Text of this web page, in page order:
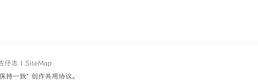
仔志 |SiteMap
持一致" 创作共用协议。